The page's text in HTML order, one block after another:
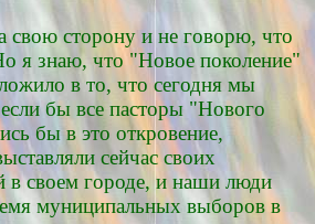
свою сторону и не говорю, что
я знаю, что "Новое поколение"
в то, что сегодня мы
бы все пасторы "Нового
бы в это откровение,
сейчас своих
в своем городе, и наши люди
муниципальных выборов в